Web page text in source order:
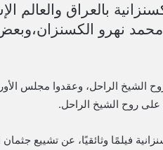
بالعراق
نهرو
روح الشيخ الراحل، وعقدوا مجلس
على روح الشيخ الراحل.
فيلمًا وثائقيًا، عن تشييع